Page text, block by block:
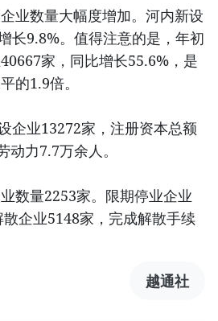
业数量大幅度增加。河内新设
长9.8%。值得注意的是，年初
家，同比增长55.6%，是
的1.9倍。
企业13272家，注册资本总额
力7.7万余人。
数量2253家。限期停业企业
企业5148家，完成解散手续
越通社